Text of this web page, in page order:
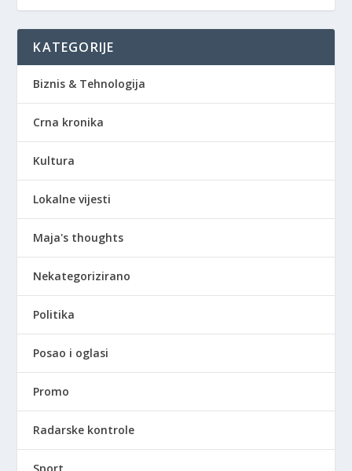
KATEGORIJE
Biznis & Tehnologija
Crna kronika
Kultura
Lokalne vijesti
Maja's thoughts
Nekategorizirano
Politika
Posao i oglasi
Promo
Radarske kontrole